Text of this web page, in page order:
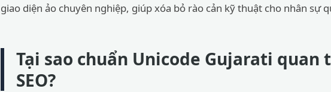
giao diện ảo chuyên nghiệp, giúp xóa bỏ rào cản kỹ thuật cho nhân sự
Tại sao chuẩn Unicode Gujarati quan
SEO?